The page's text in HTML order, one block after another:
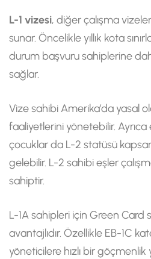
L-1 vizesi, diğer çalışma
sunar. Öncelikle yıllık kota
durum başvuru sahiplerine
sağlar.
Vize sahibi Amerika’da yasal
faaliyetlerini yönetebilir. Ayrıca
çocuklar da L-2 statüsü
gelebilir. L-2 sahibi eşler
sahiptir.
L-1A sahipleri için Green Card
avantajlıdır. Özellikle EB-1C
yöneticilere hızlı bir